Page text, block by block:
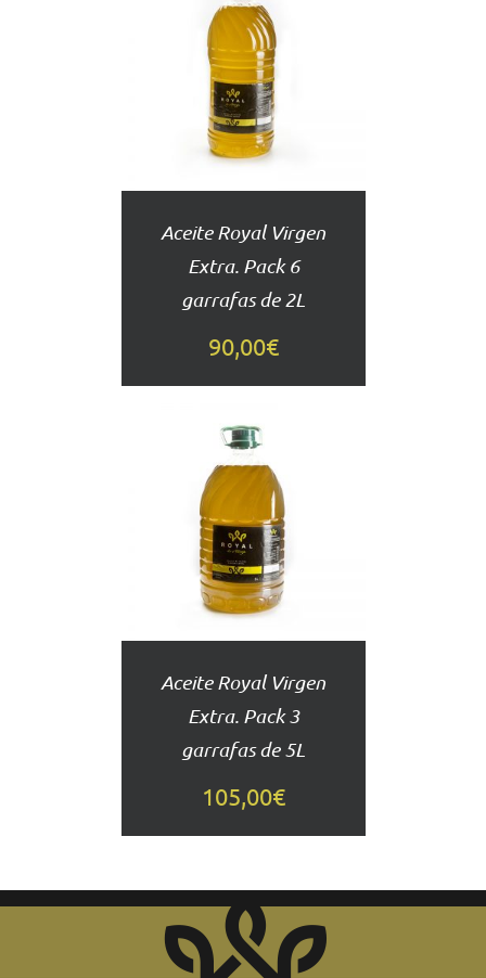
AÑADIR
AL
CARRITO
DETALLES
Aceite Royal Virgen
Extra. Pack 6
garrafas de 2L
90,00€
AÑADIR
CARRITO
DETALLES
Aceite Royal Virgen
Extra. Pack 3
garrafas de 5L
105,00€